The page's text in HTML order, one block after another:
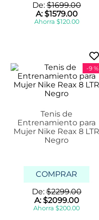
De:$1699.00
A:$1579.00
Ahorra $120.00
-9 %
Tenis de
Entrenamiento para
Mujer Nike Reax 8 LTR
Negro
COMPRAR
De:$2299.00
A:$2099.00
Ahorra $200.00